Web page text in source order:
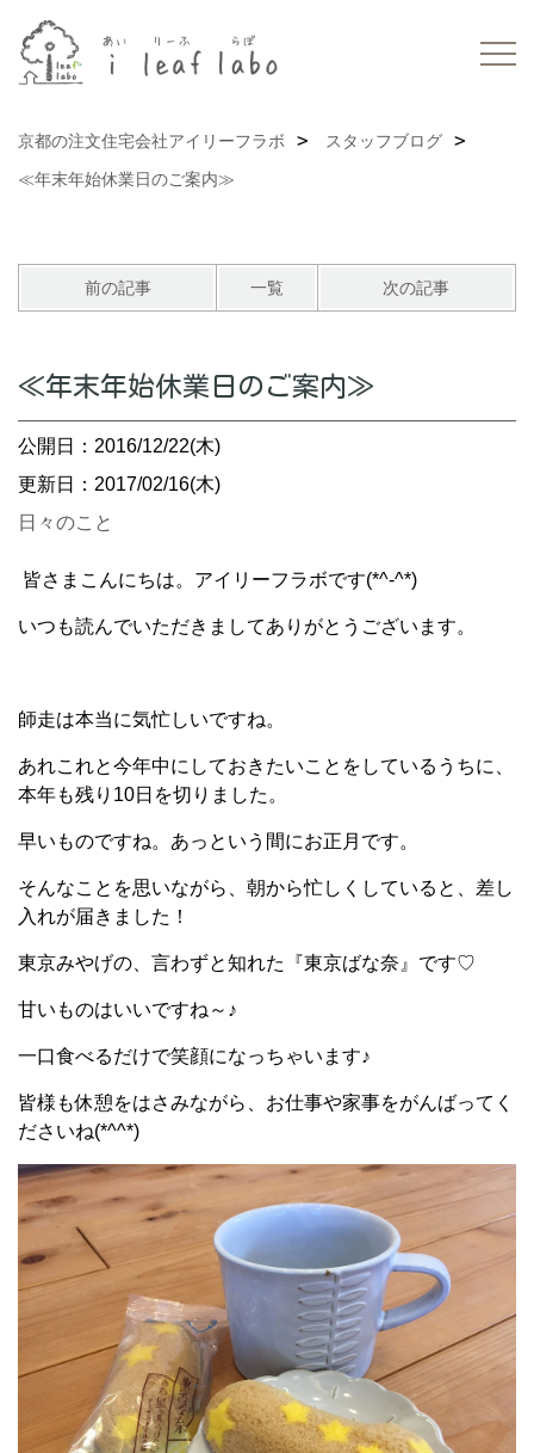
京都の注文住宅会社アイリーフラボ
スタッフブログ
≪年末年始休業日のご案内≫
前の記事 一覧 次の記事
≪年末年始休業日のご案内≫
公開日：2016/12/22(木)
更新日：2017/02/16(木)
日々のこと
皆さまこんにちは。アイリーフラボです(*^-^*)
いつも読んでいただきましてありがとうございます。
師走は本当に気忙しいですね。
あれこれと今年中にしておきたいことをしているうちに、
本年も残り10日を切りました。
早いものですね。あっという間にお正月です。
そんなことを思いながら、朝から忙しくしていると、差し
入れが届きました！
東京みやげの、言わずと知れた『東京ばな奈』です♡
甘いものはいいですね～♪
一口食べるだけで笑顔になっちゃいます♪
皆様も休憩をはさみながら、お仕事や家事をがんばってく
ださいね(*^^*)